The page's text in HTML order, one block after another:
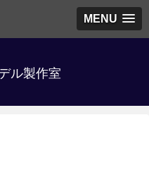
MENU
ル製作室